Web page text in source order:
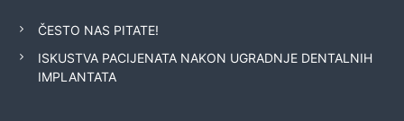
ČESTO NAS PITATE!
ISKUSTVA PACIJENATA NAKON UGRADNJE DENTALNIH
IMPLANTATA